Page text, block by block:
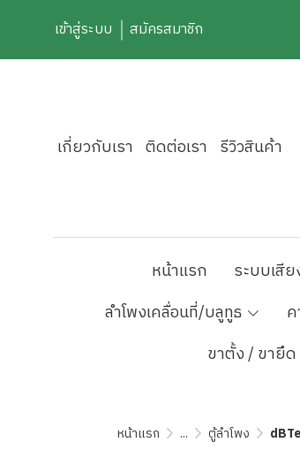
เข้าสู่ระบบ สมัครสมาชิก
เกี่ยวกับเรา ติดต่อเรา รีวิวสินค้า
หน้าแรก ระบบเสีย
ลำโพงเคลื่อนที่/บลูทูธ
ขาตั้ง / ขายึ
หน้าแรก ... ตู้ลำโพง